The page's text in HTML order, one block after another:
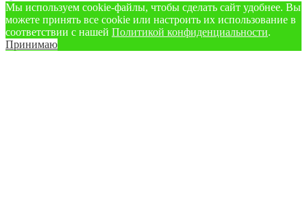
Мы используем cookie‑файлы, чтобы сделать сайт удобнее. Вы
можете принять все cookie или настроить их использование в
соответствии с нашей Политикой конфиденциальности.
Принимаю